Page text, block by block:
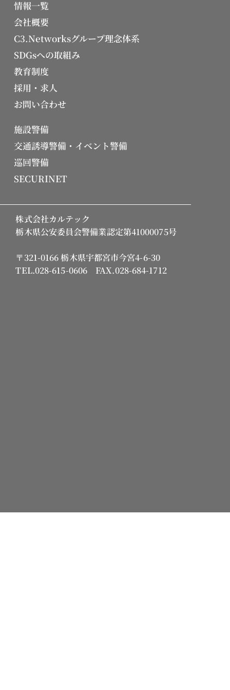
情報一覧
会社概要
C3.Networksグループ理念体系
SDGsへの取組み
教育制度
採用・求人
お問い合わせ
施設警備
交通誘導警備・イベント警備
巡回警備
SECURINET
株式会社カルテック
栃木県公安委員会警備業認定第41000075号
〒321-0166 栃木県宇都宮市今宮4-6-30
TEL.028-615-0606 FAX.028-684-1712